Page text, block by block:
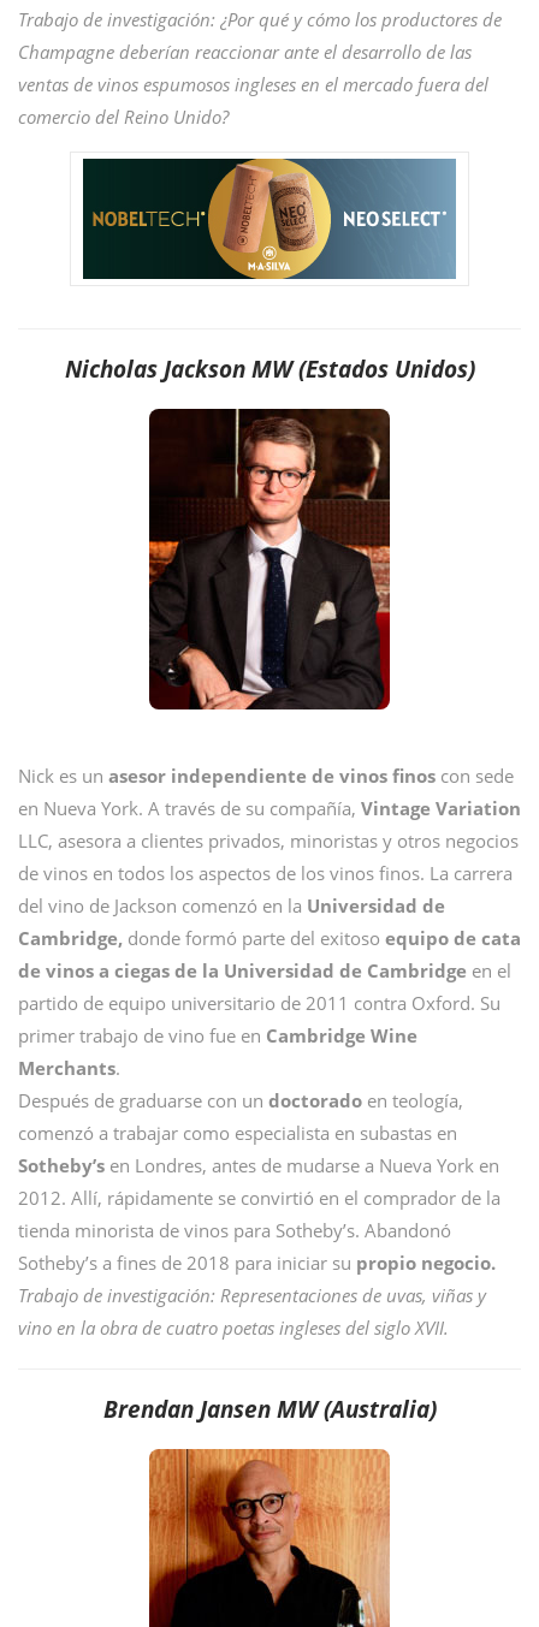
Trabajo de investigación: ¿Por qué y cómo los productores de
Champagne deberían reaccionar ante el desarrollo de las
ventas de vinos espumosos ingleses en el mercado fuera del
comercio del Reino Unido?
Nicholas Jackson MW (Estados Unidos)
Nick es un asesor independiente de vinos finos con sede
en Nueva York. A través de su compañía, Vintage Variation
LLC, asesora a clientes privados, minoristas y otros negocios
de vinos en todos los aspectos de los vinos finos. La carrera
del vino de Jackson comenzó en la Universidad de
Cambridge, donde formó parte del exitoso equipo de cata
de vinos a ciegas de la Universidad de Cambridge en el
partido de equipo universitario de 2011 contra Oxford. Su
primer trabajo de vino fue en Cambridge Wine
Merchants.
Después de graduarse con un doctorado en teología,
comenzó a trabajar como especialista en subastas en
Sotheby’s en Londres, antes de mudarse a Nueva York en
2012. Allí, rápidamente se convirtió en el comprador de la
tienda minorista de vinos para Sotheby’s. Abandonó
Sotheby’s a fines de 2018 para iniciar su propio negocio.
Trabajo de investigación: Representaciones de uvas, viñas y
vino en la obra de cuatro poetas ingleses del siglo XVII.
Brendan Jansen MW (Australia)